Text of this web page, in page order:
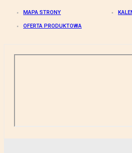
MAPA STRONY
OFERTA PRODUKTOWA